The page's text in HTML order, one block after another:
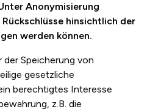
Anonymisierung
hinsichtlich der
werden können.
der Speicherung von
gesetzliche
berechtigtes Interesse
z.B. die